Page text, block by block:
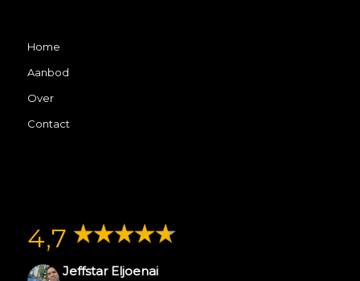
Home
Aanbod
Over
Contact
4,7
Jeffstar Eljoenai